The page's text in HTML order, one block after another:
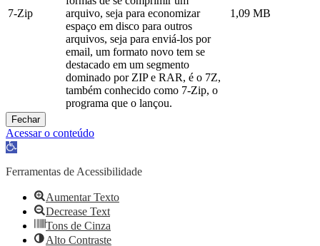
7-Zip
arquivo, seja para economizar
espaço em disco para outros
arquivos, seja para enviá-los por
email, um formato novo tem se
destacado em um segmento
dominado por ZIP e RAR, é o 7Z,
também conhecido como 7-Zip, o
programa que o lançou.
1,09 MB
Fechar
Acessar o conteúdo
Abrir
barra
ferramentas
Ferramentas de Acessibilidade
Aumentar Texto
Decrease Text
Tons de Cinza
Alto Contraste